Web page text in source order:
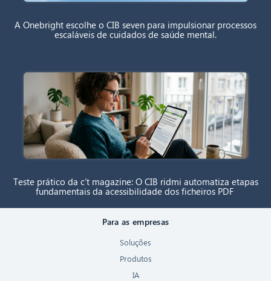
A Onebright escolhe o CIB seven para impulsionar processos
escaláveis de cuidados de saúde mental.
Teste prático da c’t magazine: O CIB ridmi automatiza etapas
fundamentais da acessibilidade dos ficheiros PDF
Para as empresas
Soluções
Produtos
IA